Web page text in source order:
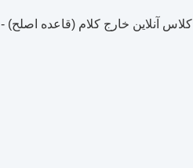
کلاس آنلاین خارج کلام (قاعده اصلح) -